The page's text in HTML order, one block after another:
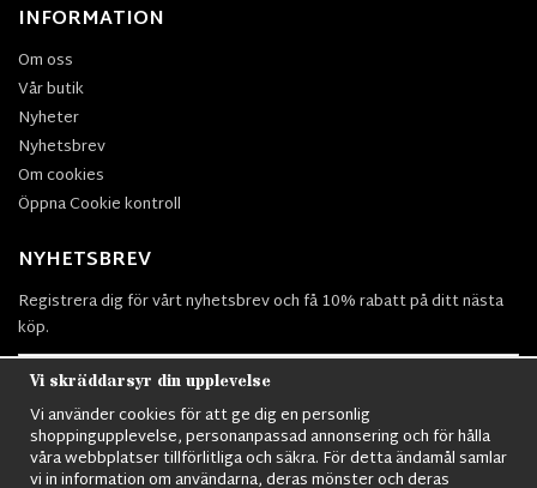
INFORMATION
Om oss
Vår butik
Nyheter
Nyhetsbrev
Om cookies
Öppna Cookie kontroll
NYHETSBREV
Registrera dig för vårt nyhetsbrev och få 10% rabatt på ditt nästa
köp.
Prenumerera
Vi skräddarsyr din upplevelse
Vi använder cookies för att ge dig en personlig
shoppingupplevelse, personanpassad annonsering och för hålla
våra webbplatser tillförlitliga och säkra. För detta ändamål samlar
vi in information om användarna, deras mönster och deras